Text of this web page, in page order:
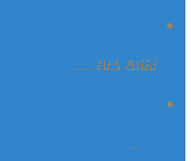
تَمْتَلِكُ دُعَاءُ ......
...